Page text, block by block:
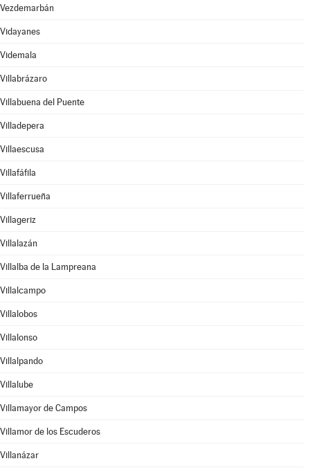
Vezdemarbán
Vidayanes
Videmala
Villabrázaro
Villabuena del Puente
Villadepera
Villaescusa
Villafáfila
Villaferrueña
Villageriz
Villalazán
Villalba de la Lampreana
Villalcampo
Villalobos
Villalonso
Villalpando
Villalube
Villamayor de Campos
Villamor de los Escuderos
Villanázar